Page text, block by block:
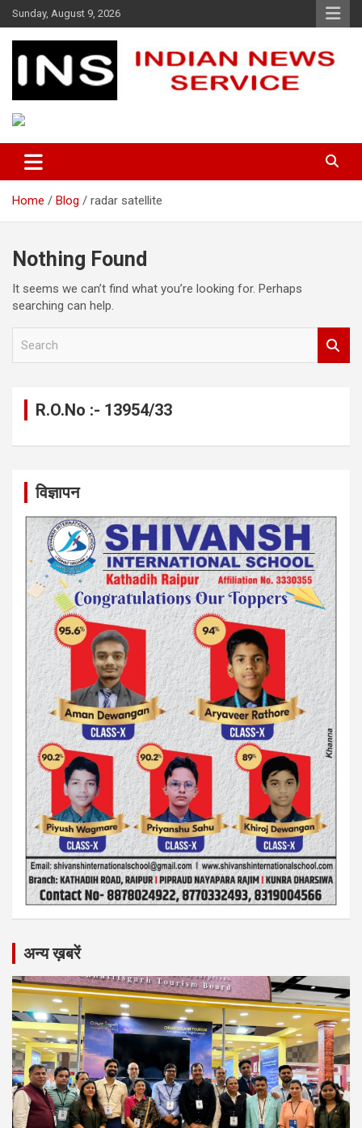
Skip
to
content
Sunday, August 9, 2026
Indian News Service
Home Blog radar satellite
Nothing Found
It seems we can’t find what you’re looking for. Perhaps
searching can help.
R.O.No :- 13954/33
विज्ञापन
अन्य ख़बरें